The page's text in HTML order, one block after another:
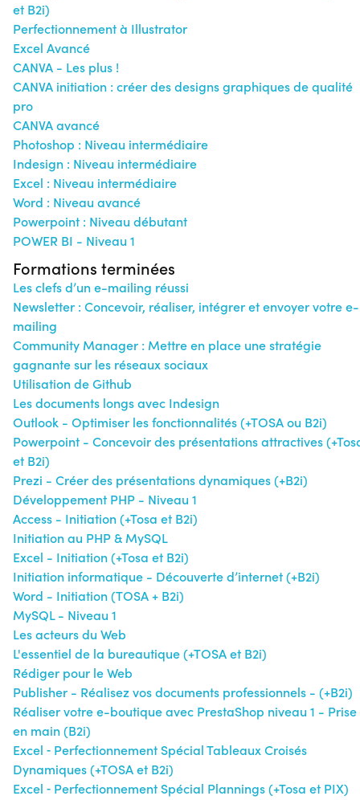
et B2i)
Perfectionnement à Illustrator
Excel Avancé
CANVA - Les plus !
CANVA initiation : créer des designs graphiques de qualité
pro
CANVA avancé
Photoshop : Niveau intermédiaire
Indesign : Niveau intermédiaire
Excel : Niveau intermédiaire
Word : Niveau avancé
Powerpoint : Niveau débutant
POWER BI - Niveau 1
Formations terminées
Les clefs d’un e-mailing réussi
Newsletter : Concevoir, réaliser, intégrer et envoyer votre e-
mailing
Community Manager : Mettre en place une stratégie
gagnante sur les réseaux sociaux
Utilisation de Github
Les documents longs avec Indesign
Outlook - Optimiser les fonctionnalités (+TOSA ou B2i)
Powerpoint - Concevoir des présentations attractives
et B2i)
Prezi - Créer des présentations dynamiques (+B2i)
Développement PHP - Niveau 1
Access - Initiation (+Tosa et B2i)
Initiation au PHP & MySQL
Excel - Initiation (+Tosa et B2i)
Initiation informatique - Découverte d’internet (+B2i)
Word - Initiation (TOSA + B2i)
MySQL - Niveau 1
Les acteurs du Web
L'essentiel de la bureautique (+TOSA et B2i)
Rédiger pour le Web
Publisher - Réalisez vos documents professionnels - (+B2i)
Réaliser votre e-boutique avec PrestaShop niveau 1 - Prise
en main (B2i)
Excel ‐ Perfectionnement Spécial Tableaux Croisés
Dynamiques (+TOSA et B2i)
Excel ‐ Perfectionnement Spécial Plannings (+Tosa et PIX)